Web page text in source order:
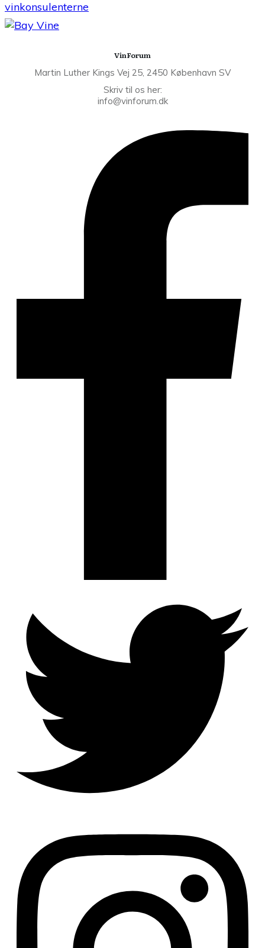
vinkonsulenterne
VinForum
Martin Luther Kings Vej 25, 2450 København SV
Skriv til os her:
info@vinforum.dk